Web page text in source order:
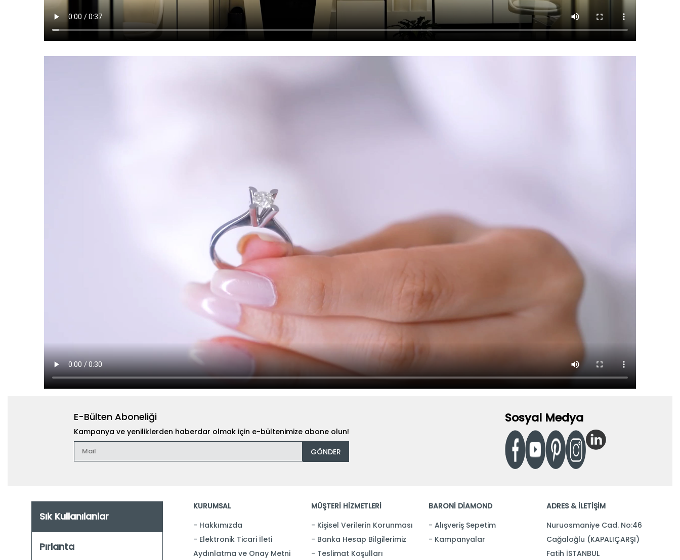
E-Bülten Aboneliği
Kampanya ve yeniliklerden haberdar olmak için e-bültenimize abone olun!
GÖNDER
Sosyal Medya
Sık Kullanılanlar
Pırlanta
KURUMSAL
Hakkımızda
Elektronik Ticari İleti
Aydınlatma ve Onay Metni
MÜŞTERİ HİZMETLERİ
Kişisel Verilerin Korunması
Banka Hesap Bilgilerimiz
Teslimat Koşulları
BARONİ DİAMOND
Alışveriş Sepetim
Kampanyalar
ADRES & İLETİŞİM
Nuruosmaniye Cad. No:46
Cağaloğlu (KAPALIÇARŞI)
Fatih İSTANBUL